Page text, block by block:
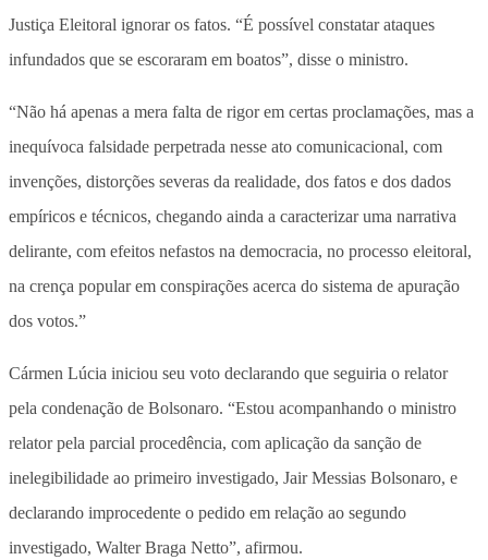
Justiça Eleitoral ignorar os fatos. “É possível constatar ataques
infundados que se escoraram em boatos”, disse o ministro.
“Não há apenas a mera falta de rigor em certas proclamações, mas a
inequívoca falsidade perpetrada nesse ato comunicacional, com
invenções, distorções severas da realidade, dos fatos e dos dados
empíricos e técnicos, chegando ainda a caracterizar uma narrativa
delirante, com efeitos nefastos na democracia, no processo eleitoral,
na crença popular em conspirações acerca do sistema de apuração
dos votos.”
Cármen Lúcia iniciou seu voto declarando que seguiria o relator
pela condenação de Bolsonaro. “Estou acompanhando o ministro
relator pela parcial procedência, com aplicação da sanção de
inelegibilidade ao primeiro investigado, Jair Messias Bolsonaro, e
declarando improcedente o pedido em relação ao segundo
investigado, Walter Braga Netto”, afirmou.